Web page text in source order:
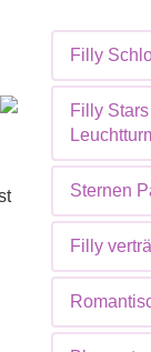
Filly
Filly
Sternen
Filly